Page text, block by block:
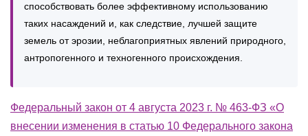
способствовать более эффективному использованию
таких насаждений и, как следствие, лучшей защите
земель от эрозии, неблагоприятных явлений природного,
антропогенного и техногенного происхождения.
Федеральный закон от 4 августа 2023 г. № 463-ФЗ «О
внесении изменения в статью 10 Федерального закона